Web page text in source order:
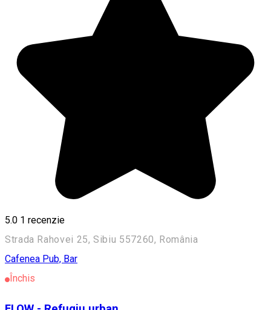
5.0 1 recenzie
Strada Rahovei 25, Sibiu 557260, România
Cafenea Pub, Bar
Închis